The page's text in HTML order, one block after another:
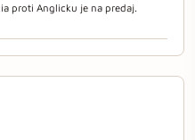
proti Anglicku je na predaj.